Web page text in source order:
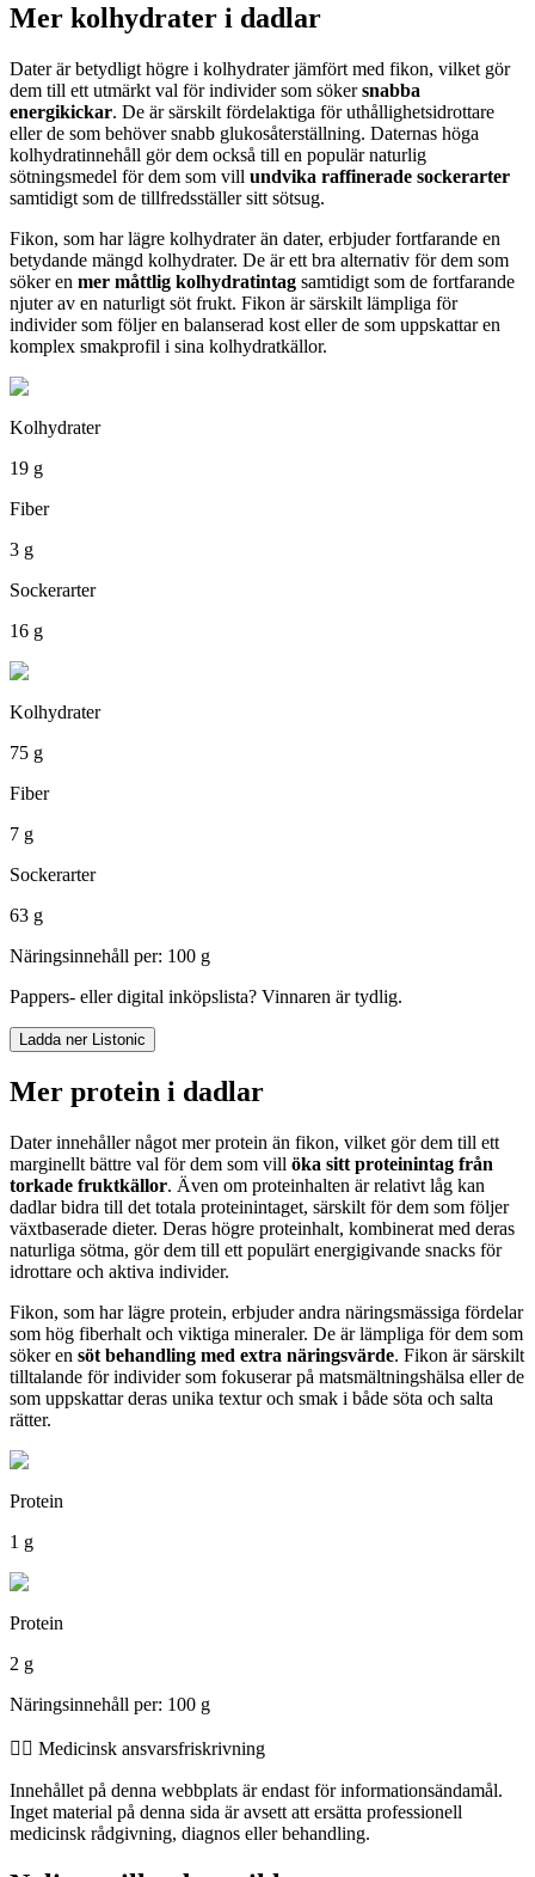
Mer kolhydrater i dadlar
Dater är betydligt högre i kolhydrater jämfört med fikon, vilket gör
dem till ett utmärkt val för individer som sökersnabba
energikickar. De är särskilt fördelaktiga för uthållighetsidrottare
eller de som behöver snabb glukosåterställning. Daternas höga
kolhydratinnehåll gör dem också till en populär naturlig
sötningsmedel för dem som vill undvika raffinerade sockerarter
samtidigt som de tillfredsställer sitt sötsug.
Fikon, som har lägre kolhydrater än dater, erbjuder fortfarande en
betydande mängd kolhydrater. De är ett bra alternativ för dem som
söker en mer måttlig kolhydratintag samtidigt som de fortfarande
njuter av en naturligt söt frukt. Fikon är särskilt lämpliga för
individer som följer en balanserad kost eller de som uppskattar en
komplex smakprofil i sina kolhydratkällor.
Kolhydrater
19 g
Fiber
3 g
Sockerarter
16 g
Kolhydrater
75 g
Fiber
7 g
Sockerarter
63 g
Näringsinnehåll per: 100 g
Pappers- eller digital inköpslista? Vinnaren är tydlig.
Ladda ner Listonic
Mer protein i dadlar
Dater innehåller något mer protein än fikon, vilket gör dem till ett
marginellt bättre val för dem som vill öka sitt proteinintag från
torkade fruktkällor. Även om proteinhalten är relativt låg kan
dadlar bidra till det totala proteinintaget, särskilt för dem som följer
växtbaserade dieter. Deras högre proteinhalt, kombinerat med deras
naturliga sötma, gör dem till ett populärt energigivande snacks för
idrottare och aktiva individer.
Fikon, som har lägre protein, erbjuder andra näringsmässiga fördelar
som hög fiberhalt och viktiga mineraler. De är lämpliga för dem som
söker en söt behandling med extra näringsvärde. Fikon är särskilt
tilltalande för individer som fokuserar på matsmältningshälsa eller de
som uppskattar deras unika textur och smak i både söta och salta
rätter.
Protein
1 g
Protein
2 g
Näringsinnehåll per: 100 g
👨‍⚕️️ Medicinsk ansvarsfriskrivning
Innehållet på denna webbplats är endast för informationsändamål.
Inget material på denna sida är avsett att ersätta professionell
medicinsk rådgivning, diagnos eller behandling.